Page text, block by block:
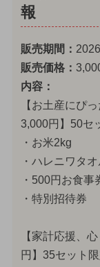
報
販売期間：
販売価格：
内容：
【お土産にぴ
3,000円】50セ
・お米2kg
・ハレニワタ
・500円お食事
・特別招待券
【家計応援、
円】35セット